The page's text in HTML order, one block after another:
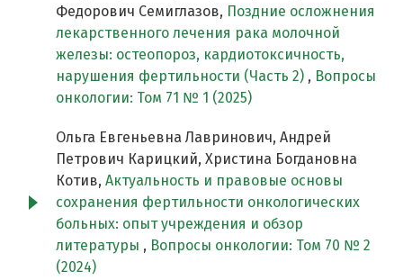
Федорович Семиглазов, Поздние осложнения
лекарственного лечения рака молочной
железы: остеопороз, кардиотоксичность,
нарушения фертильности (Часть 2) , Вопросы
онкологии: Том 71 № 1 (2025)
Ольга Евгеньевна Лавринович, Андрей
Петрович Карицкий, Христина Богдановна
Котив, Актуальность и правовые основы
сохранения фертильности онкологических
больных: опыт учреждения и обзор
литературы , Вопросы онкологии: Том 70 № 2
(2024)